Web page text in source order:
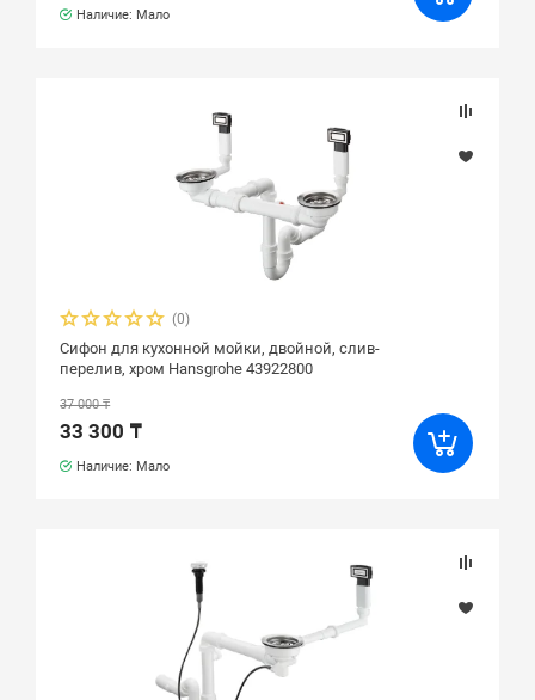
Наличие: Мало
(0)
Сифон для кухонной мойки, двойной, слив-
перелив, хром Hansgrohe 43922800
37 000 ₸
33 300 ₸
Наличие: Мало